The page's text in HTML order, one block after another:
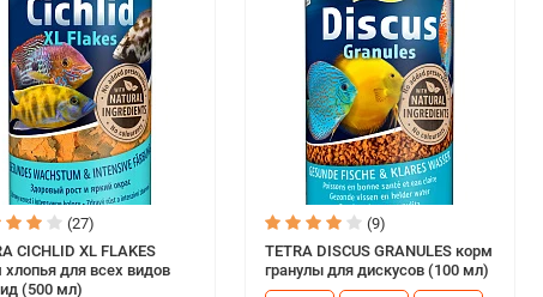
(27)
CICHLID XL FLAKES
хлопья для всех видов
(500 мл)
(9)
TETRA DISCUS GRANULES корм
гранулы для дискусов (100 мл)